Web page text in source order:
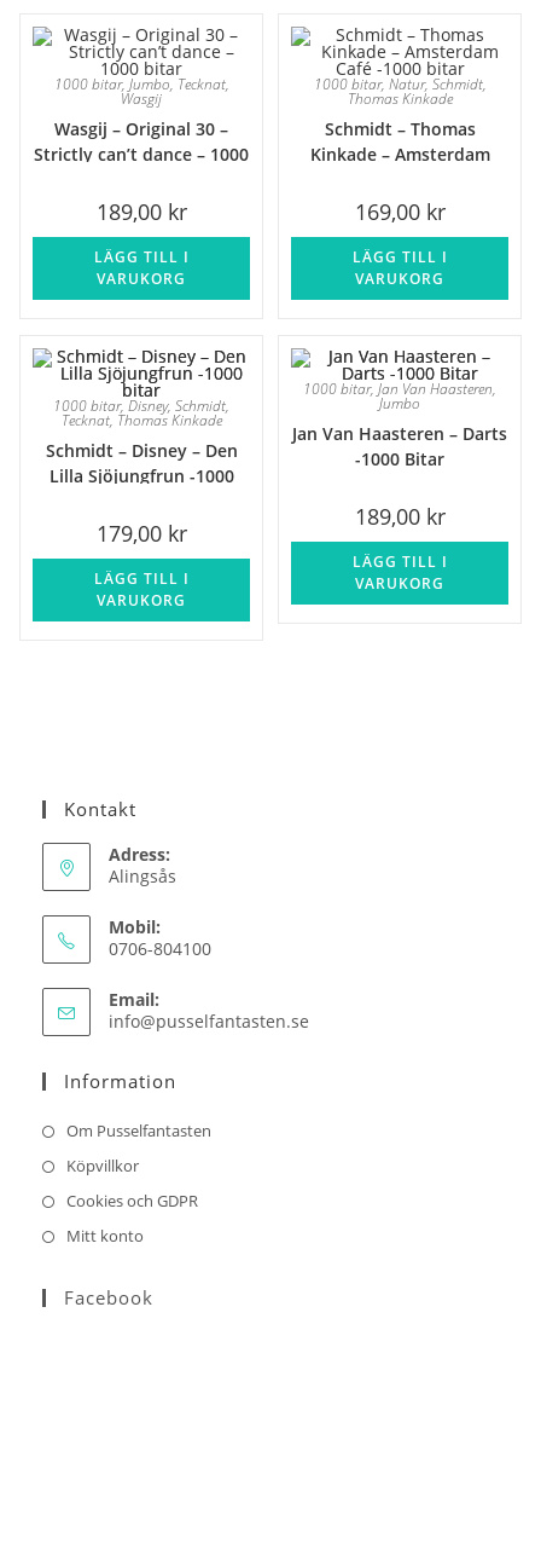
1000 bitar, Jumbo, Tecknat,
Wasgij
Wasgij – Original 30 –
Strictly can’t dance – 1000
189,00 kr
LÄGG TILL I
VARUKORG
1000 bitar, Natur, Schmidt,
Thomas Kinkade
Schmidt – Thomas
Kinkade – Amsterdam
169,00 kr
LÄGG TILL I
VARUKORG
1000 bitar, Disney, Schmidt,
Tecknat, Thomas Kinkade
Schmidt – Disney – Den
Lilla Sjöjungfrun -1000
179,00 kr
LÄGG TILL I
VARUKORG
1000 bitar, Jan Van Haasteren,
Jumbo
Jan Van Haasteren – Darts
-1000 Bitar
189,00 kr
LÄGG TILL I
VARUKORG
Kontakt
Adress:
Alingsås
Mobil:
0706-804100
Email:
info@pusselfantasten.se
Information
Om Pusselfantasten
Köpvillkor
Cookies och GDPR
Mitt konto
Facebook